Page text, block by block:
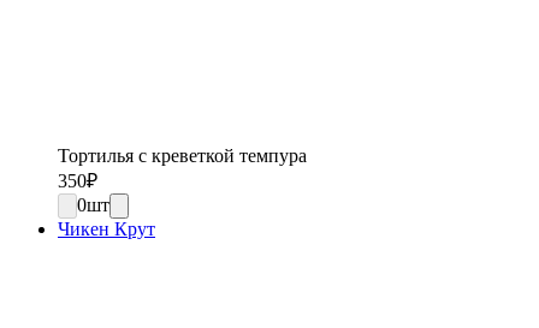
Тортилья с креветкой темпура
350₽
0шт
Чикен Крут